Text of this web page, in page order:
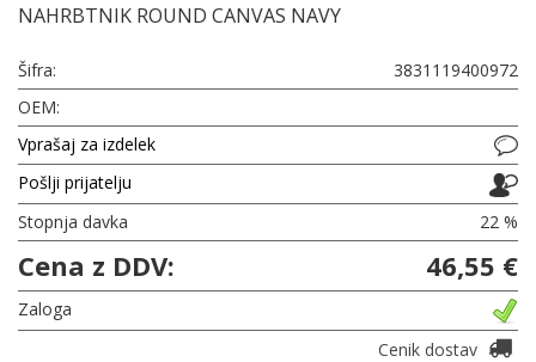
NAHRBTNIK ROUND CANVAS NAVY
Šifra:
3831119400972
OEM:
Vprašaj za izdelek
Pošlji prijatelju
Stopnja davka
22 %
Cena z DDV: 46,55 €
Zaloga
Cenik dostav